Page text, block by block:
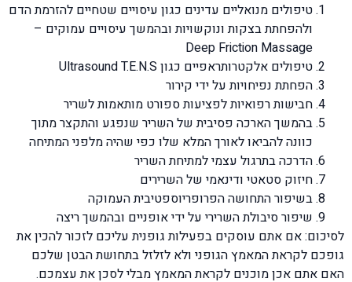
טיפולים מנואליים עדינים כגון עיסויים שטחיים להזרמת הדם
ולהפחתת בצקות ונוקשויות ובהמשך עיסויים עמוקים –
Deep Friction Massage
טיפולים אלקטרותראפיים כגון Ultrasound T.E.N.S
הפחתת נפיחויות על ידי קירור
חבישות רפואיות לפציעות ספורט מותאמות לשריר
בהמשך הארכה פסיבית של השריר שנפגע והתקצר מתוך
כוונה להביאו לאורך המלא שלו כפי שהיה מלפני המתיחה
הדרכה בתרגול עצמי למתיחת השריר
חיזוק סטאטי ודינאמי של השרירים
בשיפור התחושה הפרופריוספטיבית העמוקה
שיפור סיבולת השרירי על ידי אופניים ובהמשך ריצה
לסיכום: אם אתם עוסקים בפעילות גופנית עליכם לזכור להכין את
גופכם לקראת המאמץ הגופני ולא לזלזל בתחושת הבטן שלכם
האם אתם אכן מוכנים לקראת המאמץ מבלי לסכן את עצמכם.